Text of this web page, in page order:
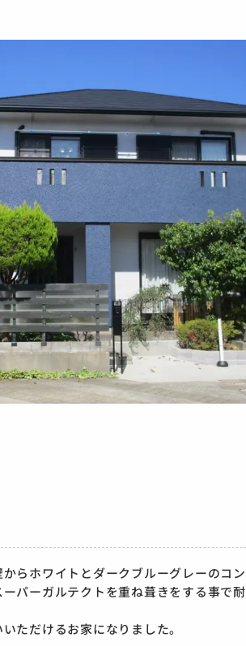
らホワイトとダークブルーグレーのコ
パーガルテクトを重ね葺きをする事で
ただけるお家になりました。